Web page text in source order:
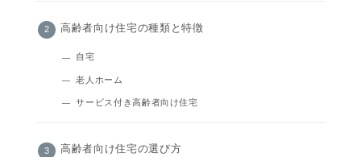
高齢者向け住宅の種類と特徴
自宅
老人ホーム
サービス付き高齢者向け住宅
高齢者向け住宅の選び方